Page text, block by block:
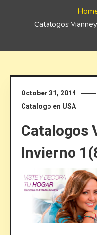
Catalogos
October 31, 2014
Catalogo en USA
Catalogos
Invierno